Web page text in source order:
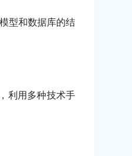
型和数据库的结
利用多种技术手